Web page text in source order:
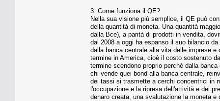
3. Come funziona il QE?
Nella sua visione più semplice, il QE può
della quantità di moneta. Una quantità
dalla Bce), a parità di prodotti in vendita,
dal 2008 a oggi ha espanso il suo bilancio
dalla banca centrale alla vita delle imprese
termine in America, cioè il costo sostenuto
termine scendono proprio perché dalla
chi vende quei bond alla banca centrale,
dei tassi si trasmette a cerchi concentrici in
l'occupazione e la ripresa dell'attività e dei
denaro creata, una svalutazione la moneta e